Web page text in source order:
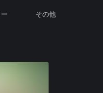
その他